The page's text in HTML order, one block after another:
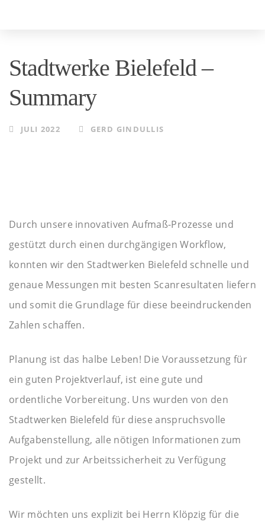
links
navigation
Skip
content
Stadtwerke Bielefeld –
Summary
JULI 2022 GERD GINDULLIS
Durch unsere innovativen Aufmaß-Prozesse und
gestützt durch einen durchgängigen Workflow,
konnten wir den Stadtwerken Bielefeld schnelle und
genaue Messungen mit besten Scanresultaten liefern
und somit die Grundlage für diese beeindruckenden
Zahlen schaffen.
Planung ist das halbe Leben! Die Voraussetzung für
ein guten Projektverlauf, ist eine gute und
ordentliche Vorbereitung. Uns wurden von den
Stadtwerken Bielefeld für diese anspruchsvolle
Aufgabenstellung, alle nötigen Informationen zum
Projekt und zur Arbeitssicherheit zu Verfügung
gestellt.
Wir möchten uns explizit bei Herrn Klöpzig für die